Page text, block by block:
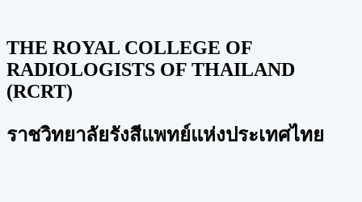
THE ROYAL COLLEGE OF
RADIOLOGISTS OF THAILAND
(RCRT)
ราชวิทยาลัยรังสีแพทย์แห่งประเทศไทย